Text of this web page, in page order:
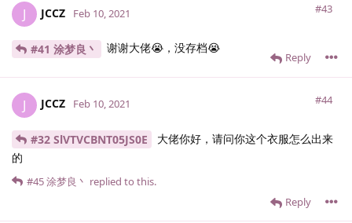
J JCCZ #43
Feb 10, 2021
#41 涂梦良丶 谢谢大佬😭，没存档😭
Reply
J JCCZ #44
Feb 10, 2021
#32 SlVTVCBNT05JS0E
大佬你好，请问你这个衣服怎么出来
的
Reply
#45涂梦良丶 replied to this.